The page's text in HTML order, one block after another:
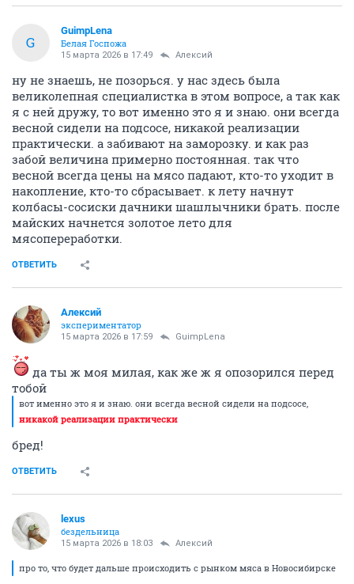
G
GuimpLena
Белая Госпожа
15 марта 2026 в 17:49 Алексий
ну не знаешь, не позорься. у нас здесь была
великолепная специалистка в этом вопросе, а так как
я с ней дружу, то вот именно это я и знаю. они всегда
весной сидели на подсосе, никакой реализации
практически. а забивают на заморозку. и как раз
забой величина примерно постоянная. так что
весной всегда цены на мясо падают, кто-то уходит в
накопление, кто-то сбрасывает. к лету начнут
колбасы-сосиски дачники шашлычники брать. после
майских начнется золотое лето для
мясопереработки.
ОТВЕТИТЬ
Алексий
экспериментатор
15 марта 2026 в 17:59 GuimpLena
да ты ж моя милая, как же ж я опозорился перед
тобой
вот именно это я и знаю. они всегда весной сидели на подсосе,
никакой реализации практически
бред!
ОТВЕТИТЬ
lexus
бездельница
15 марта 2026 в 18:03 Алексий
про то, что будет дальше происходить с рынком мяса в Новосибирске